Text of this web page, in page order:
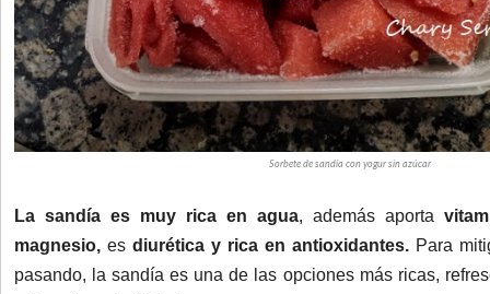
Sorbete de sandía con yogur sin azúcar
La sandía es muy rica en agua, además aporta
magnesio, es diurética y rica en antioxidantes. Para
pasando, la sandía es una de las opciones más ricas,